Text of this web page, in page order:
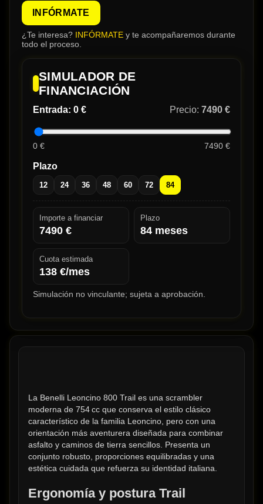
INFÓRMATE
¿Te interesa? INFÓRMATE y te acompañaremos durante
todo el proceso.
SIMULADOR DE
FINANCIACIÓN
Entrada: 0 € Precio: 7490 €
0 € 7490 €
Plazo
12 24 36 48 60 72 84
Importe a financiar
7490 €
Plazo
84 meses
Cuota estimada
138 €/mes
Simulación no vinculante; sujeta a aprobación.
La Benelli Leoncino 800 Trail es una scrambler
moderna de 754 cc que conserva el estilo clásico
característico de la familia Leoncino, pero con una
orientación más aventurera diseñada para combinar
asfalto y caminos de tierra sencillos. Presenta un
conjunto robusto, proporciones equilibradas y una
estética cuidada que refuerza su identidad italiana.
Ergonomía y postura Trail